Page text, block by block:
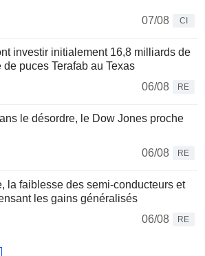
07/08
CI
investir initialement 16,8 milliards de
puces Terafab au Texas
06/08
RE
le désordre, le Dow Jones proche
06/08
RE
la faiblesse des semi-conducteurs et
les gains généralisés
06/08
RE